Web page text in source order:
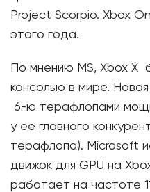
Project Scorpio. Xbox
этого года.
По мнению MS, Xbox X
консолью в мире.
6-ю терафлопами
у ее главного
терафлопа). Microsoft
движок для GPU на
работает на частоте